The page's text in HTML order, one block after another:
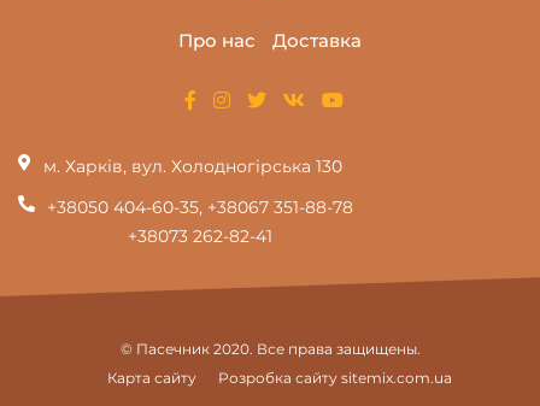
Про нас Доставка
м. Харків, вул. Холодногірська 130
+38050 404-60-35, +38067 351-88-78
+38073 262-82-41
© Пасечник 2020. Все права защищены.
Карта сайту
Розробка сайту sitemix.com.ua